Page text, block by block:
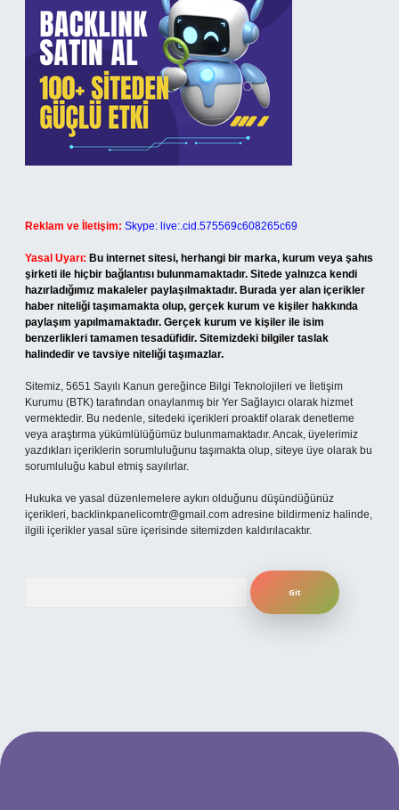
Reklam ve İletişim: Skype: live:.cid.575569c608265c69
Yasal Uyarı: Bu internet sitesi, herhangi bir marka, kurum veya şahıs
şirketi ile hiçbir bağlantısı bulunmamaktadır. Sitede yalnızca kendi
hazırladığımız makaleler paylaşılmaktadır. Burada yer alan içerikler
haber niteliği taşımamakta olup, gerçek kurum ve kişiler hakkında
paylaşım yapılmamaktadır. Gerçek kurum ve kişiler ile isim
benzerlikleri tamamen tesadüfidir. Sitemizdeki bilgiler taslak
halindedir ve tavsiye niteliği taşımazlar.
Sitemiz, 5651 Sayılı Kanun gereğince Bilgi Teknolojileri ve İletişim
Kurumu (BTK) tarafından onaylanmış bir Yer Sağlayıcı olarak hizmet
vermektedir. Bu nedenle, sitedeki içerikleri proaktif olarak denetleme
veya araştırma yükümlülüğümüz bulunmamaktadır. Ancak, üyelerimiz
yazdıkları içeriklerin sorumluluğunu taşımakta olup, siteye üye olarak bu
sorumluluğu kabul etmiş sayılırlar.
Hukuka ve yasal düzenlemelere aykırı olduğunu düşündüğünüz
içerikleri, backlinkpanelicomtr@gmail.com adresine bildirmeniz halinde,
ilgili içerikler yasal süre içerisinde sitemizden kaldırılacaktır.